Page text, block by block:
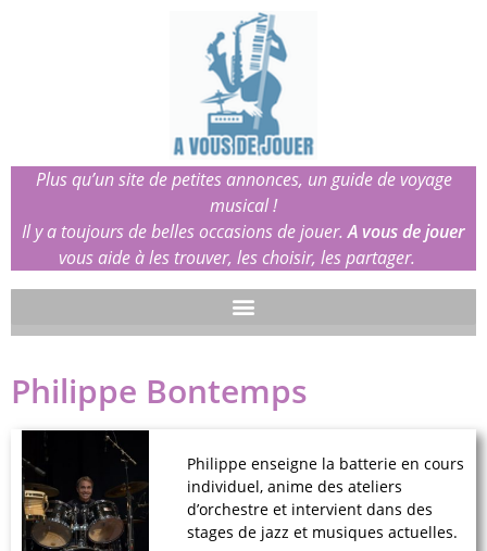
Plus qu’un site de petites annonces, un guide de voyage
musical !
Il y a toujours de belles occasions de jouer.A vous de jouer
vous aide à les trouver, les choisir, les partager.
Philippe Bontemps
Philippe enseigne la batterie en cours
individuel, anime des ateliers
d’orchestre et intervient dans des
stages de jazz et musiques actuelles.